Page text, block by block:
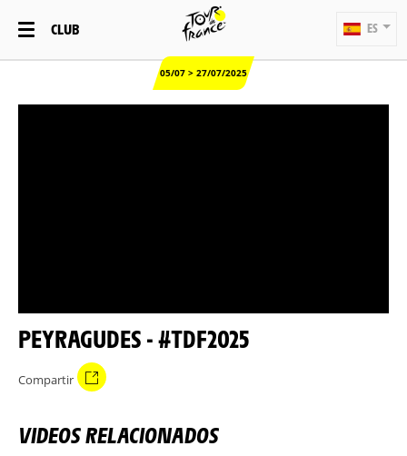
CLUB
05/07 > 27/07/2025
ES
PEYRAGUDES - #TDF2025
Compartir
VIDEOS RELACIONADOS